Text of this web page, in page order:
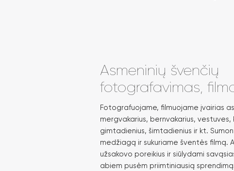
Asmeninių švenčių
fotografavimas,
Fotografuojame, filmuojame įvairias
mergvakarius, bernvakarius, vestuves,
gimtadienius, šimtadienius ir kt.
medžiagą ir sukuriame šventės filmą.
užsakovo poreikius ir siūlydami
abiem pusėm priimtiniausią